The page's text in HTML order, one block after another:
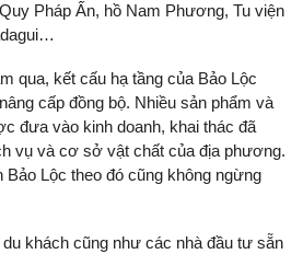
Pháp Ấn, hồ Nam Phương, Tu viện
qua, kết cấu hạ tầng của Bảo Lộc
cấp đồng bộ. Nhiều sản phẩm và
đưa vào kinh doanh, khai thác đã
vụ và cơ sở vật chất của địa phương.
Lộc theo đó cũng không ngừng
khách cũng như các nhà đầu tư sẵn